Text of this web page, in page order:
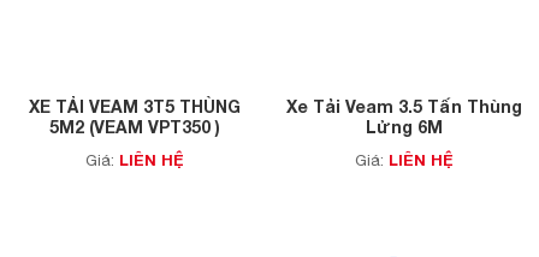
XE TẢI VEAM 3T5 THÙNG
5M2 (VEAM VPT350 )
Giá: LIÊN HỆ
Xe Tải Veam 3.5 Tấn Thùng
Lửng 6M
Giá: LIÊN HỆ